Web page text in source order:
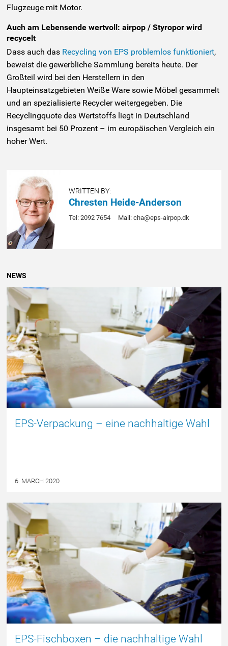
Flugzeuge mit Motor.
Auch am Lebensende wertvoll: airpop / Styropor wird
recycelt
Dass auch das Recycling von EPS problemlos funktioniert,
beweist die gewerbliche Sammlung bereits heute. Der
Großteil wird bei den Herstellern in den
Haupteinsatzgebieten Weiße Ware sowie Möbel gesammelt
und an spezialisierte Recycler weitergegeben. Die
Recyclingquote des Wertstoffs liegt in Deutschland
insgesamt bei 50 Prozent – im europäischen Vergleich ein
hoher Wert.
WRITTEN BY:
Chresten Heide-Anderson
Tel: 2092 7654 Mail: cha@eps-airpop.dk
NEWS
EPS-Verpackung – eine nachhaltige Wahl
6. MARCH 2020
DEUTSCH
EPS-Fischboxen – die nachhaltige Wahl
DEUTSCH